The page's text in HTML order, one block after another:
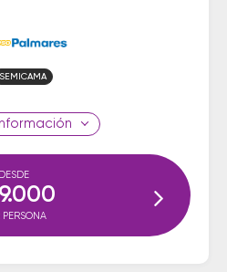
SEMICAMA
DESDE
PERSONA